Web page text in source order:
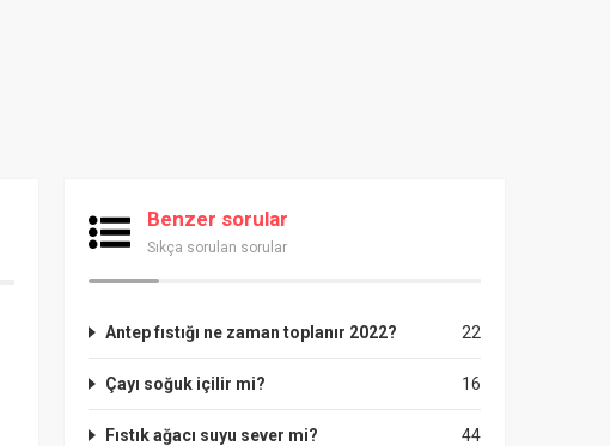
Benzer sorular
Sıkça sorulan sorular
22
Antep fıstığı ne zaman toplanır 2022?
16
Çayı soğuk içilir mi?
44
Fıstık ağacı suyu sever mi?